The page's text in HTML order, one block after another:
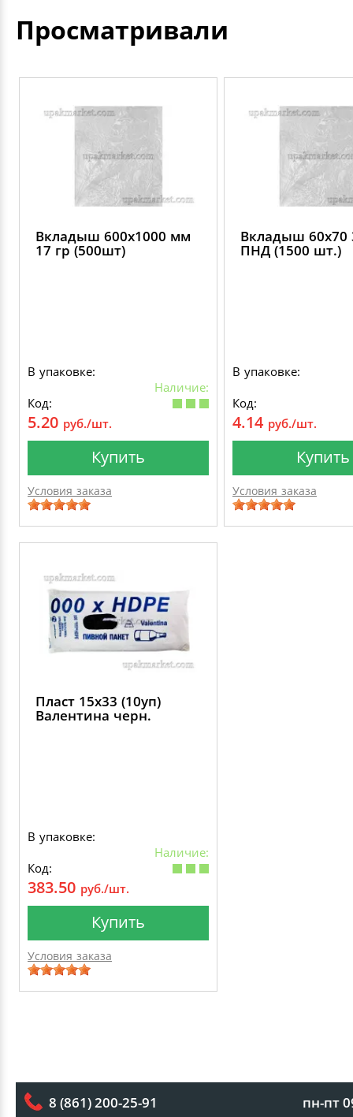
Просматривали
Вкладыш 600х1000 мм
17 гр (500шт)
В упаковке:
Наличие:
Код:
5.20 руб./шт.
Купить
Условия заказа
Вкладыш 60х70
ПНД (1500 шт.)
В упаковке:
Код:
4.14 руб./шт.
Купить
Условия заказа
Пласт 15х33 (10уп)
Валентина черн.
В упаковке:
Наличие:
Код:
383.50 руб./шт.
Купить
Условия заказа
8 (861) 200-25-91 пн-пт